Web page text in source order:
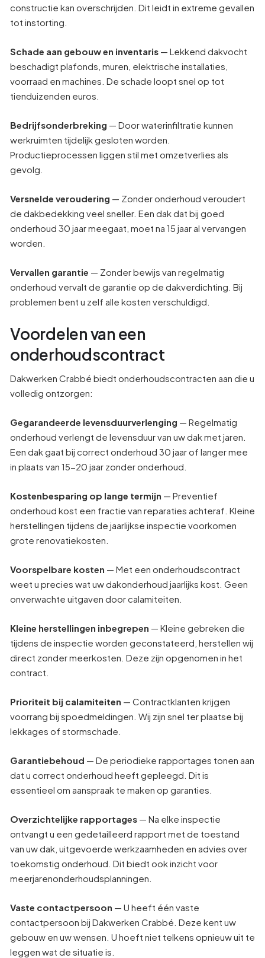
constructie kan overschrijden. Dit leidt in extreme gevallen
tot instorting.
Schade aan gebouw en inventaris — Lekkend dakvocht
beschadigt plafonds, muren, elektrische installaties,
voorraad en machines. De schade loopt snel op tot
tienduizenden euros.
Bedrijfsonderbreking — Door waterinfiltratie kunnen
werkruimten tijdelijk gesloten worden.
Productieprocessen liggen stil met omzetverlies als
gevolg.
Versnelde veroudering — Zonder onderhoud veroudert
de dakbedekking veel sneller. Een dak dat bij goed
onderhoud 30 jaar meegaat, moet na 15 jaar al vervangen
worden.
Vervallen garantie — Zonder bewijs van regelmatig
onderhoud vervalt de garantie op de dakverdichting. Bij
problemen bent u zelf alle kosten verschuldigd.
Voordelen van een
onderhoudscontract
Dakwerken Crabbé biedt onderhoudscontracten aan die u
volledig ontzorgen:
Gegarandeerde levensduurverlenging — Regelmatig
onderhoud verlengt de levensduur van uw dak met jaren.
Een dak gaat bij correct onderhoud 30 jaar of langer mee
in plaats van 15-20 jaar zonder onderhoud.
Kostenbesparing op lange termijn — Preventief
onderhoud kost een fractie van reparaties achteraf. Kleine
herstellingen tijdens de jaarlijkse inspectie voorkomen
grote renovatiekosten.
Voorspelbare kosten — Met een onderhoudscontract
weet u precies wat uw dakonderhoud jaarlijks kost. Geen
onverwachte uitgaven door calamiteiten.
Kleine herstellingen inbegrepen — Kleine gebreken die
tijdens de inspectie worden geconstateerd, herstellen wij
direct zonder meerkosten. Deze zijn opgenomen in het
contract.
Prioriteit bij calamiteiten — Contractklanten krijgen
voorrang bij spoedmeldingen. Wij zijn snel ter plaatse bij
lekkages of stormschade.
Garantiebehoud — De periodieke rapportages tonen aan
dat u correct onderhoud heeft gepleegd. Dit is
essentieel om aanspraak te maken op garanties.
Overzichtelijke rapportages — Na elke inspectie
ontvangt u een gedetailleerd rapport met de toestand
van uw dak, uitgevoerde werkzaamheden en advies over
toekomstig onderhoud. Dit biedt ook inzicht voor
meerjarenonderhoudsplanningen.
Vaste contactpersoon — U heeft één vaste
contactpersoon bij Dakwerken Crabbé. Deze kent uw
gebouw en uw wensen. U hoeft niet telkens opnieuw uit te
leggen wat de situatie is.